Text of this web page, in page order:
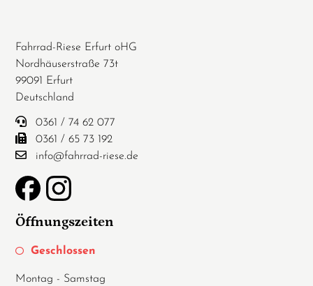
Fahrrad-Riese Erfurt oHG
Nordhäuserstraße 73t
99091 Erfurt
Deutschland
0361 / 74 62 077
0361 / 65 73 192
info@fahrrad-riese.de
Öffnungszeiten
Geschlossen
Montag - Samstag